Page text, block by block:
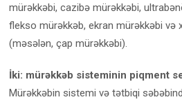
mürəkkəbi, cazibə mürəkkəbi,
flekso mürəkkəb, ekran mürəkkəbi və
(məsələn, çap mürəkkəbi).
İki: mürəkkəb sisteminin piqment
Mürəkkəbin sistemi və tətbiqi